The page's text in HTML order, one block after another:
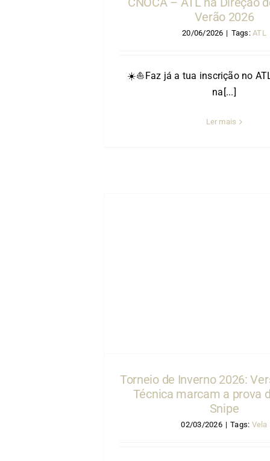
Verão 2026
20/06/2026 | Tags:ATL
☀️⛵️Faz já a tua inscrição no
na[...]
Ler mais
Torneio de Inverno 2026:
Técnica marcam a prova
Snipe
02/03/2026 | Tags: Vela